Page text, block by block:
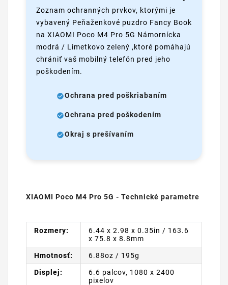
Zoznam ochranných prvkov, ktorými je
vybavený Peňaženkové puzdro Fancy Book
na XIAOMI Poco M4 Pro 5G Námornícka
modrá / Limetkovo zelený ,ktoré pomáhajú
chrániť vaš mobilný telefón pred jeho
poškodením.
Ochrana pred poškriabaním
Ochrana pred poškodením
Okraj s prešívaním
XIAOMI Poco M4 Pro 5G - Technické parametre
Rozmery:
6.44 x 2.98 x 0.35in / 163.6
x 75.8 x 8.8mm
Hmotnosť: 6.88oz / 195g
Displej:
6.6 palcov, 1080 x 2400
pixelov